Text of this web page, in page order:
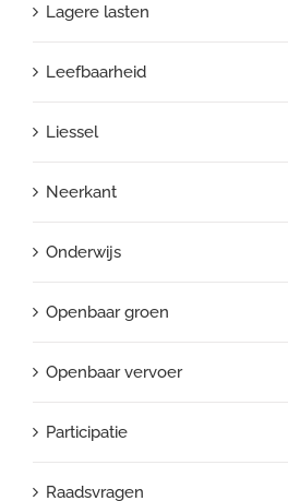
Lagere lasten
Leefbaarheid
Liessel
Neerkant
Onderwijs
Openbaar groen
Openbaar vervoer
Participatie
Raadsvragen